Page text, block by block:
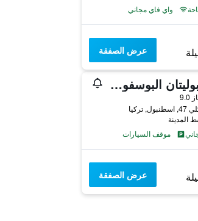
واي فاي مجاني
عرض الصفقة
فنادق متروبوليتان البوسفور - فئة خاصة
موقف السيارات
عرض الصفقة